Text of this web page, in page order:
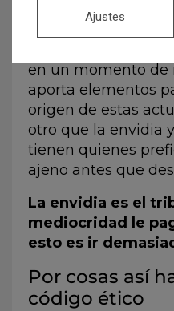
ayuden a exigir
en un momento de
aporta elementos
origen de estas
otro que la envidia
tienen quienes
ajeno antes que
La envidia es el
mediocridad le
esto es ir
Por cosas así
código ético
Ajustes